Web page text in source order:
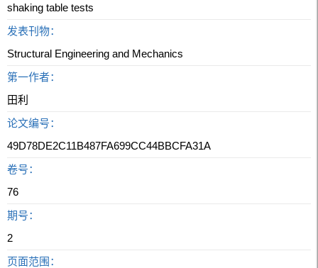
shaking table tests
发表刊物：
Structural Engineering and Mechanics
第一作者：
田利
论文编号：
49D78DE2C11B487FA699CC44BBCFA31A
卷号：
76
期号：
2
页面范围：